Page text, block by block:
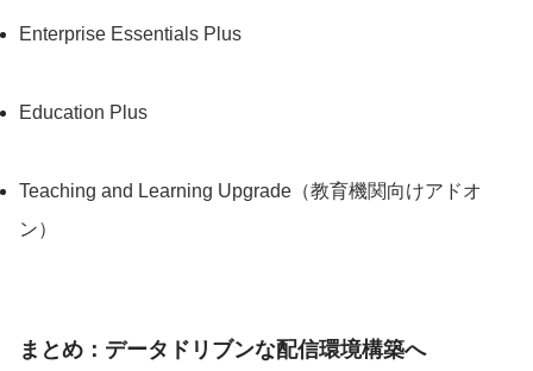
Enterprise Essentials Plus
Education Plus
Teaching and Learning Upgrade（教育機関向けアドオ
ン）
まとめ：データドリブンな配信環境構築へ